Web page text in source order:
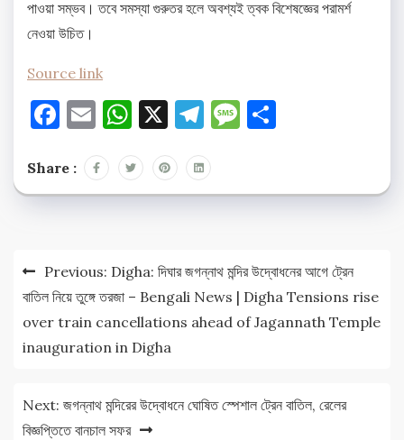
পাওয়া সম্ভব। তবে সমস্যা গুরুতর হলে অবশ্যই ত্বক বিশেষজ্ঞের পরামর্শ
নেওয়া উচিত।​
Source link
Facebook
EmailWhatsApp
X Telegram
Message
Share :
Post
navigation
Previous: Digha: দিঘার জগন্নাথ মন্দির উদ্বোধনের আগে ট্রেন
বাতিল নিয়ে তুঙ্গে তরজা – Bengali News | Digha Tensions rise
over train cancellations ahead of Jagannath Temple
inauguration in Digha
Next: জগন্নাথ মন্দিরের উদ্বোধনে ঘোষিত স্পেশাল ট্রেন বাতিল, রেলের
বিজ্ঞপ্তিতে বানচাল সফর